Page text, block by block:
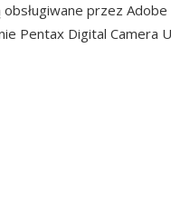
przez Adobe
Pentax Digital Camera